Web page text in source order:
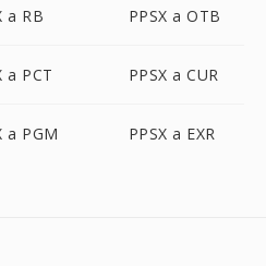
a RB PPSX a OTB
a PCT PPSX a CUR
a PGM PPSX a EXR